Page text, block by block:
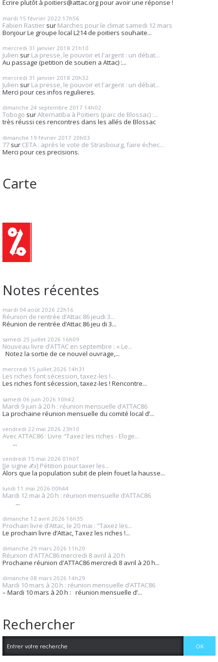
Ecrire plutôt à poitiers@attac.org pour avoir une réponse !
mardi 15 février 2022 17h56
Fabien Rastier sur Marches pour le climat samedi 12 mars
Bonjour Le groupe local L214 de poitiers souhaite...
mercredi 31 janvier 2018 21h10
Julien sur La presse, le pouvoir et l'argent : un débat...
Au passage (petition de soutien a Attac) :...
mercredi 31 janvier 2018 20h32
Julien sur La presse, le pouvoir et l'argent : un débat...
Merci pour ces infos regulieres.
dimanche 24 septembre 2017 14h02
Tobogo surAlternatiba à Poitiers (parc de Blossac) :...
très réussi ces rencontres dans les allés de Blossac
dimanche 19 février 2017 20h03
77 sur CETA : après le vote de Strasbourg, faire échec...
Merci pour ces precisions.
Carte
Notes récentes
mardi 04 août 2026 22h16
Réunion de rentrée d’Attac 86 jeudi 3...
Réunion de rentrée d’Attac 86 jeu di 3...
samedi 25 juillet 2026 16h09
Nouveau livre d’ATTAC en septembre : « Le...
Notez la sortie de ce nouvel ouvrage,...
mercredi 15 juillet 2026 14h31
Les riches font sécession, taxez-les !...
Les riches font sécession, taxez-les ! Rencontre...
samedi 06 juin 2026 10h42
Mardi 9 juin à 20 h : réunion mensuelle d’ATTAC86
La prochaine réunion mensuelle du comité local d’...
vendredi 22 mai 2026 23h10
Avec ATTAC86 : Livre "Taxez les riches - Eloge...
...
vendredi 15 mai 2026 01h07
[Je signe ✍️] Pétition pour taxer les...
Alors que la population subit de plein fouet la hausse...
lundi 11 mai 2026 00h44
Mardi 12 mai à 20 h : réunion mensuelle d’ATTAC86
...
dimanche 12 avril 2026 16h35
Prochain livre d’Attac, le 20 mai : "Taxez les...
Le prochain livre d’Attac, Taxez les riches !...
dimanche 29 mars 2026 11h20
Réunion d'ATTAC86 mercredi 8 avril à 20 h
Prochaine réunion d'ATTAC86 mercredi 8 avril à 20 h...
dimanche 08 mars 2026 14h29
Mardi 10 mars à 20 h : réunion mensuelle d’ATTAC86
– Mardi 10 mars à 20 h : réunion mensuelle d’...
Rechercher